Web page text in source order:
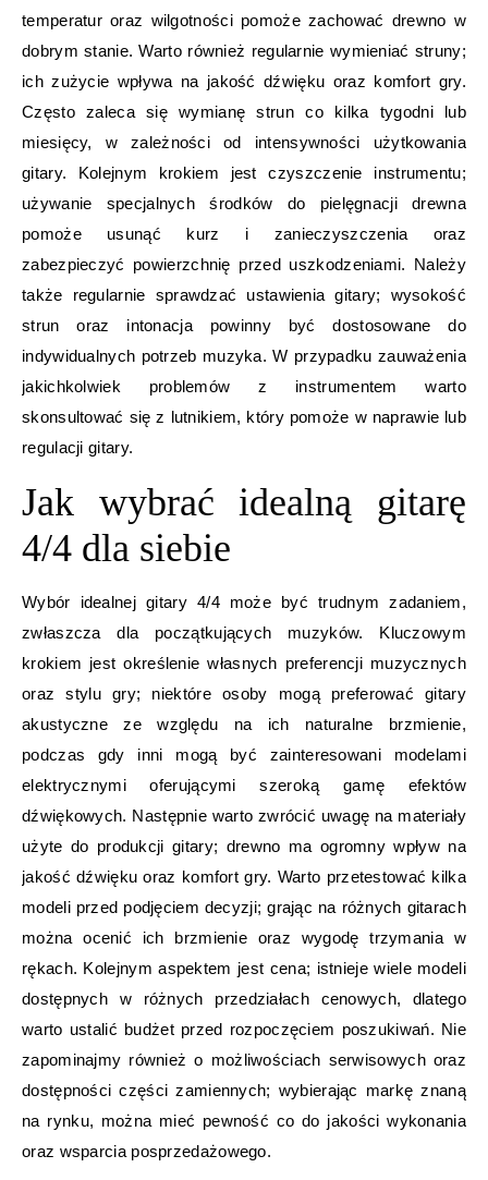
temperatur oraz wilgotności pomoże zachować drewno w
dobrym stanie. Warto również regularnie wymieniać struny;
ich zużycie wpływa na jakość dźwięku oraz komfort gry.
Często zaleca się wymianę strun co kilka tygodni lub
miesięcy, w zależności od intensywności użytkowania
gitary. Kolejnym krokiem jest czyszczenie instrumentu;
używanie specjalnych środków do pielęgnacji drewna
pomoże usunąć kurz i zanieczyszczenia oraz
zabezpieczyć powierzchnię przed uszkodzeniami. Należy
także regularnie sprawdzać ustawienia gitary; wysokość
strun oraz intonacja powinny być dostosowane do
indywidualnych potrzeb muzyka. W przypadku zauważenia
jakichkolwiek problemów z instrumentem warto
skonsultować się z lutnikiem, który pomoże w naprawie lub
regulacji gitary.
Jak wybrać idealną gitarę
4/4 dla siebie
Wybór idealnej gitary 4/4 może być trudnym zadaniem,
zwłaszcza dla początkujących muzyków. Kluczowym
krokiem jest określenie własnych preferencji muzycznych
oraz stylu gry; niektóre osoby mogą preferować gitary
akustyczne ze względu na ich naturalne brzmienie,
podczas gdy inni mogą być zainteresowani modelami
elektrycznymi oferującymi szeroką gamę efektów
dźwiękowych. Następnie warto zwrócić uwagę na materiały
użyte do produkcji gitary; drewno ma ogromny wpływ na
jakość dźwięku oraz komfort gry. Warto przetestować kilka
modeli przed podjęciem decyzji; grając na różnych gitarach
można ocenić ich brzmienie oraz wygodę trzymania w
rękach. Kolejnym aspektem jest cena; istnieje wiele modeli
dostępnych w różnych przedziałach cenowych, dlatego
warto ustalić budżet przed rozpoczęciem poszukiwań. Nie
zapominajmy również o możliwościach serwisowych oraz
dostępności części zamiennych; wybierając markę znaną
na rynku, można mieć pewność co do jakości wykonania
oraz wsparcia posprzedażowego.